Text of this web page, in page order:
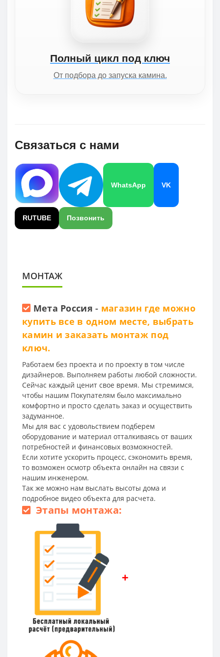
Полный цикл под ключ
От подбора до запуска камина.
Связаться с нами
WhatsApp VK
RUTUBE Позвонить
МОНТАЖ
Мета Россия - магазин где можно
купить все в одном месте, выбрать
камин и заказать монтаж под
ключ.
Работаем без проекта и по проекту в том числе
дизайнеров. Выполняем работы любой сложности.
Сейчас каждый ценит свое время. Мы стремимся,
чтобы нашим Покупателям было максимально
комфортно и просто сделать заказ и осуществить
задуманное.
Мы для вас с удовольствием подберем
оборудование и материал отталкиваясь от ваших
потребностей и финансовых возможностей.
Если хотите ускорить процесс, сэкономить время,
то возможен осмотр объекта онлайн на связи с
нашим инженером.
Так же можно нам выслать высоты дома и
подробное видео объекта для расчета.
Этапы монтажа:
+